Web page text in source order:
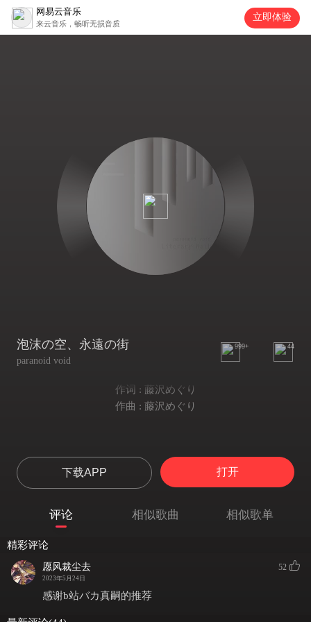
网易云音乐
来云音乐，畅听无损音质
立即体验
泡沫の空、永遠の街
paranoid void
999+ 44
作词 : 藤沢めぐり
作曲 : 藤沢めぐり
下载APP 打开
评论 相似歌曲 相似歌单
精彩评论
愿风裁尘去
2023年5月24日
52
感谢b站バカ真嗣的推荐